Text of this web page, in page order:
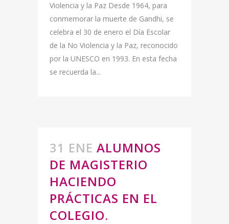
Violencia y la Paz Desde 1964, para
conmemorar la muerte de Gandhi, se
celebra el 30 de enero el Día Escolar
de la No Violencia y la Paz, reconocido
por la UNESCO en 1993. En esta fecha
se recuerda la...
31 ENE ALUMNOS
DE MAGISTERIO
HACIENDO
PRÁCTICAS EN EL
COLEGIO.